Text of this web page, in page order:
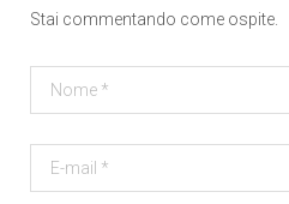
Stai commentando come ospite.